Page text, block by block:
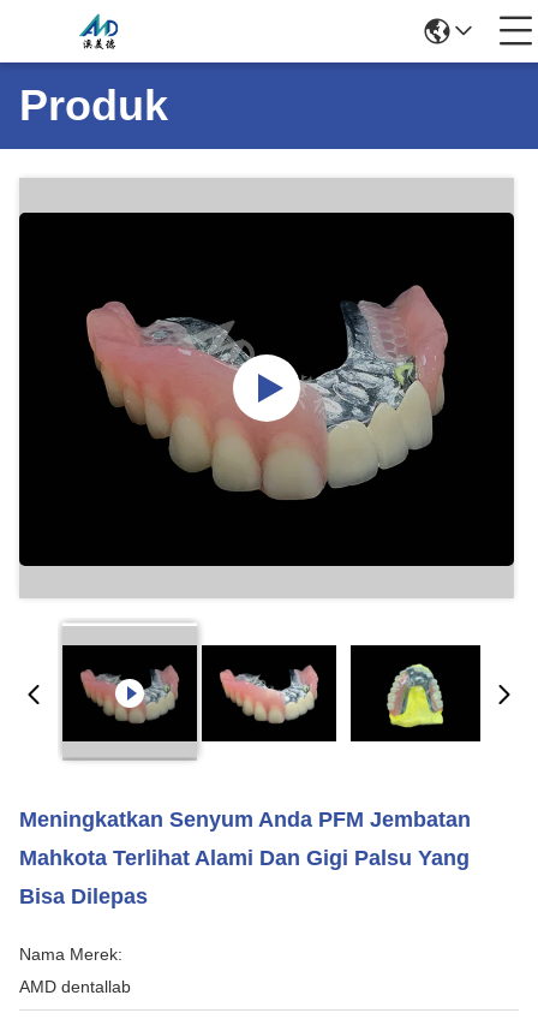
Produk
Meningkatkan Senyum Anda PFM Jembatan
Mahkota Terlihat Alami Dan Gigi Palsu Yang
Bisa Dilepas
Nama Merek:
AMD dentallab